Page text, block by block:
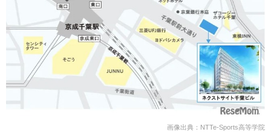
画像出典：NTTe-Sports高等学院